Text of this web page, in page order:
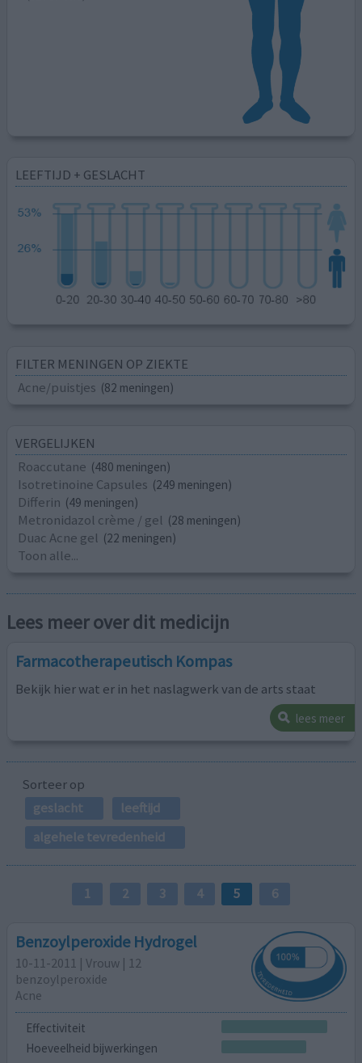
LEEFTIJD + GESLACHT
FILTER MENINGEN OP ZIEKTE
Acne/puistjes (82 meningen)
VERGELIJKEN
Roaccutane (480 meningen)
Isotretinoine Capsules (249 meningen)
Differin (49 meningen)
Metronidazol crème / gel (28 meningen)
Duac Acne gel (22 meningen)
Toon alle...
Lees meer over dit medicijn
Farmacotherapeutisch Kompas
Bekijk hier wat er in het naslagwerk van de arts staat
lees meer
Sorteer op
geslacht
leeftijd
algehele tevredenheid
1 2 3 4 5 6
Benzoylperoxide Hydrogel
10-11-2011 | Vrouw | 12
benzoylperoxide
Acne
Effectiviteit
Hoeveelheid bijwerkingen